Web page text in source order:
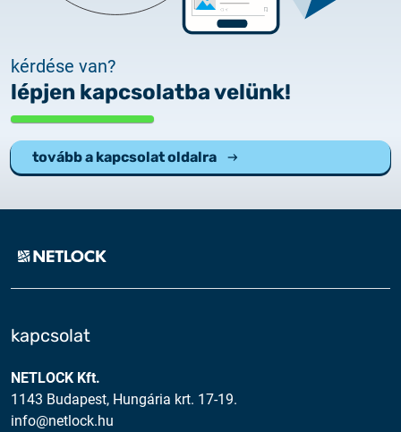
kérdése van?
lépjen kapcsolatba velünk!
tovább a kapcsolat oldalra
kapcsolat
NETLOCK Kft.
1143 Budapest, Hungária krt. 17-19.
info@netlock.hu